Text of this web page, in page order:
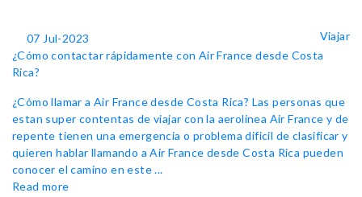
07 Jul-2023
Viajar
¿Cómo contactar rápidamente con Air France desde Costa
Rica?
¿Cómo llamar a Air France desde Costa Rica? Las personas que
estan super contentas de viajar con la aerolinea Air France y de
repente tienen una emergencia o problema dificil de clasificar y
quieren hablar llamando a Air France desde Costa Rica pueden
conocer el camino en este ...
Read more